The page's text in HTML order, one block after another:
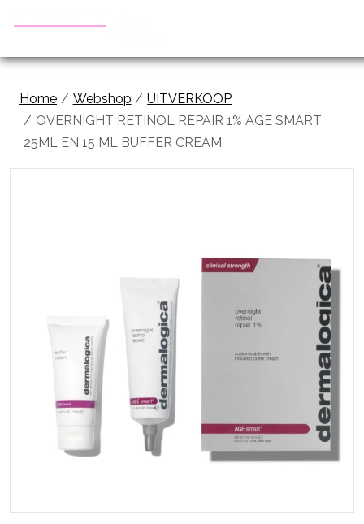
Home Webshop
UITVERKOOP
OVERNIGHT RETINOL REPAIR 1% AGE SMART
25ML EN 15 ML BUFFER CREAM